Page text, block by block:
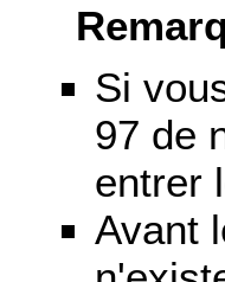
Si
97 de
entrer
Avant